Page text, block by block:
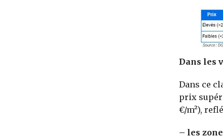
Dans les
Dans ce
prix
€/m²),
– les